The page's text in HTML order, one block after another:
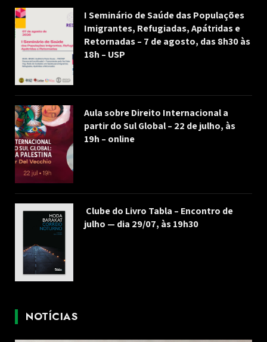
I Seminário de Saúde das Populações
Imigrantes, Refugiadas, Apátridas e
Retornadas – 7 de agosto, das 8h30 às
18h – USP
Aula sobre Direito Internacional a
partir do Sul Global – 22 de julho, às
19h – online
Clube do Livro Tabla – Encontro de
julho — dia 29/07, às 19h30
NOTÍCIAS